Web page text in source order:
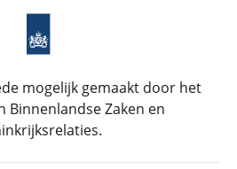
mogelijk gemaakt door het
Binnenlandse Zaken en